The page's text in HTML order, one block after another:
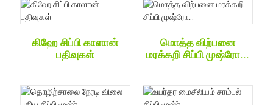
கிஹே சிப்பி காளான்
பதிவுகள்
மொத்த விற்பனை
மரக்கறி சிப்பி முஷ்ரோ...